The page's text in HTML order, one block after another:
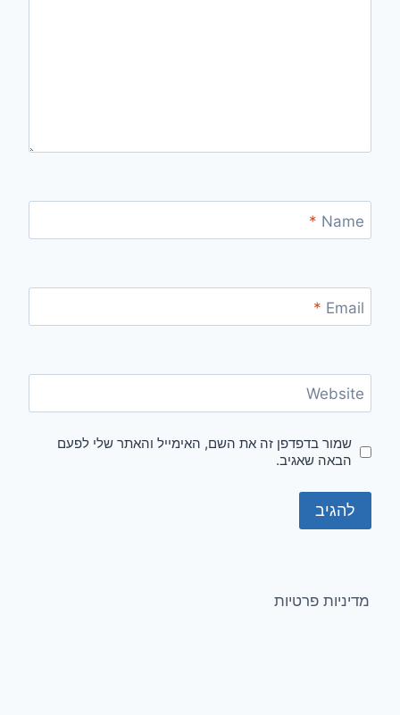
Name
*
Email
*
Website
שמור בדפדפן זה את השם, האימייל והאתר שלי לפעם
הבאה שאגיב.
מדיניות פרטיות